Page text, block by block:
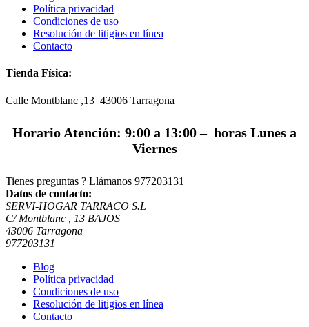
Política privacidad
Condiciones de uso
Resolución de litigios en línea
Contacto
Tienda Física:
Calle Montblanc ,13 43006 Tarragona
Horario Atención: 9:00 a 13:00 – horas Lunes a
Viernes
Tienes preguntas ? Llámanos 977203131
Datos de contacto:
SERVI-HOGAR TARRACO S.L
C/ Montblanc , 13 BAJOS
43006 Tarragona
977203131
Blog
Política privacidad
Condiciones de uso
Resolución de litigios en línea
Contacto